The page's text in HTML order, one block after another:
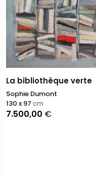
La bibliothèque verte
Sophie Dumont
7.500,00 €
130 x 97 cm